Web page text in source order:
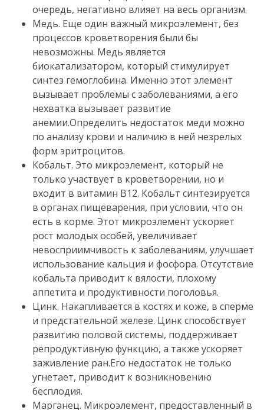
очередь, негативно влияет на весь организм.
Медь. Еще один важный микроэлемент, без
процессов кроветворения были бы
невозможны. Медь является
биокатализатором, который стимулирует
синтез гемоглобина. Именно этот элемент
вызывает проблемы с заболеваниями, а его
нехватка вызывает развитие
анемии.Определить недостаток меди можно
по анализу крови и наличию в ней незрелых
форм эритроцитов.
Кобальт. Это микроэлемент, который не
только участвует в кроветворении, но и
входит в витамин В12. Кобальт синтезируется
в органах пищеварения, при условии, что он
есть в корме. Этот микроэлемент ускоряет
рост молодых особей, увеличивает
невосприимчивость к заболеваниям, улучшает
использование кальция и фосфора. Отсутствие
кобальта приводит к вялости, плохому
аппетита и продуктивности поголовья.
Цинк. Накапливается в костях и коже, в сперме
и предстательной железе. Цинк способствует
развитию половой системы, поддерживает
репродуктивную функцию, а также ускоряет
заживление ран.Его недостаток не только
угнетает, приводит к возникновению
бесплодия.
Марганец. Микроэлемент, предоставленный в